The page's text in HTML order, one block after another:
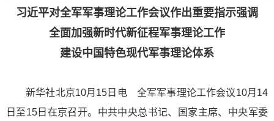
习近平对全军军事理论工作会议作出重要指示强调
全面加强新时代新征程军事理论工作
建设中国特色现代军事理论体系
新华社北京10月15日电 全军军事理论工作会议10月14
日至15日在京召开。中共中央总书记、国家主席、中央军委